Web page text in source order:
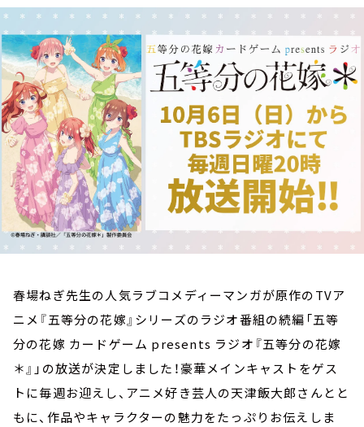
イベント・グッズ
YouTube
会社情報
春場ねぎ先生の人気ラブコメディーマンガが原作のTVア
ニメ『五等分の花嫁』シリーズのラジオ番組の続編「五等
分の花嫁 カードゲーム presents ラジオ『五等分の花嫁
＊』」の放送が決定しました！豪華メインキャストをゲス
トに毎週お迎えし、アニメ好き芸人の天津飯大郎さんとと
もに、作品やキャラクターの魅力をたっぷりお伝えしま